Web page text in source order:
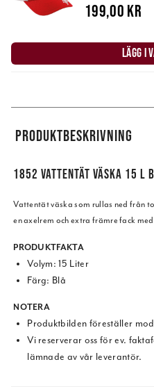
199,00 kr
LÄGG I
PRODUKTBESKRIVNING
1852 VATTENTÄT VÄSKA 15 L
Vattentät väska som rullas ned från
en axelrem och extra främre fack
PRODUKTFAKTA
Volym: 15 Liter
Färg: Blå
NOTERA
Produktbilden föreställer
Vi reserverar oss för ev.
lämnade av vår leverantör.